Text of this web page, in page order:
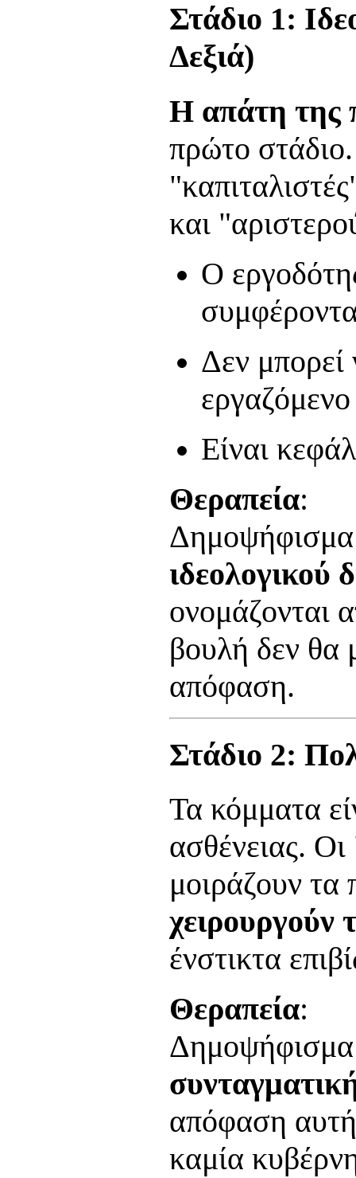
Στάδιο 1:
Δεξιά)
Η απάτη της
πρώτο
και
Ο
Δεν μπορεί
Είναι
Θεραπεία:
ιδεολογικού
ονομάζονται
βουλή δεν θα
απόφαση.
Στάδιο 2:
Τα κόμματα
ασθένειας.
μοιράζουν τα
χειρουργούν
ένστικτα
Θεραπεία:
απόφαση
καμία